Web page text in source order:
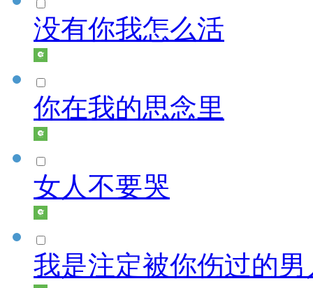
没有你我怎么活
你在我的思念里
女人不要哭
我是注定被你伤过的男